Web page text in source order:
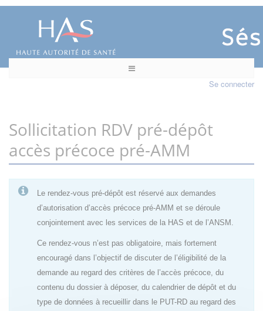
Se connecter
Sollicitation RDV pré-dépôt
accès précoce pré-AMM
Le rendez-vous pré-dépôt est réservé aux demandes
d’autorisation d’accès précoce pré-AMM et se déroule
conjointement avec les services de la HAS et de l’ANSM.
Ce rendez-vous n’est pas obligatoire, mais fortement
encouragé dans l’objectif de discuter de l’éligibilité de la
demande au regard des critères de l’accès précoce, du
contenu du dossier à déposer, du calendrier de dépôt et du
type de données à recueillir dans le PUT-RD au regard des